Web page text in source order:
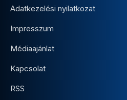
Adatkezelési nyilatkozat
Impresszum
Médiaajánlat
Kapcsolat
RSS